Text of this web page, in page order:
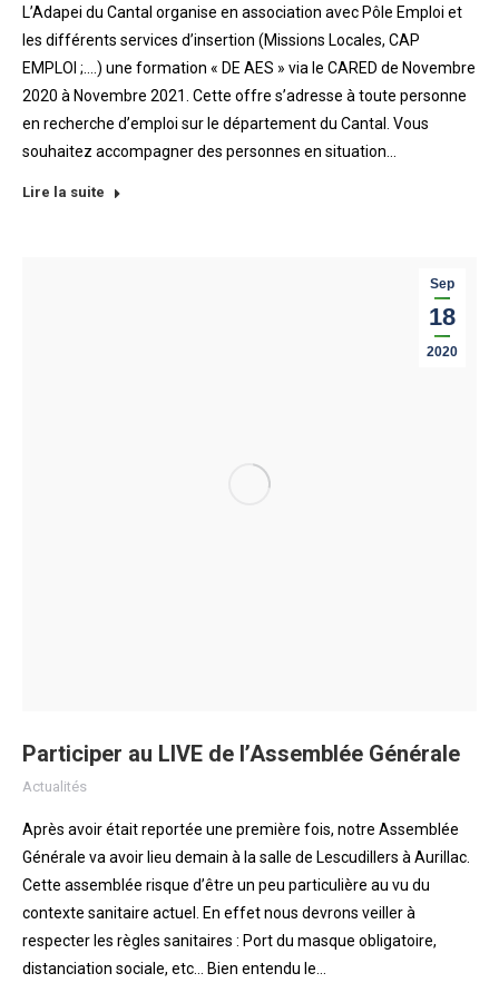
L’Adapei du Cantal organise en association avec Pôle Emploi et
les différents services d’insertion (Missions Locales, CAP
EMPLOI ;….) une formation « DE AES » via le CARED de Novembre
2020 à Novembre 2021. Cette offre s’adresse à toute personne
en recherche d’emploi sur le département du Cantal. Vous
souhaitez accompagner des personnes en situation…
Lire la suite
Sep
18
2020
Participer au LIVE de l’Assemblée Générale
Actualités
Après avoir était reportée une première fois, notre Assemblée
Générale va avoir lieu demain à la salle de Lescudillers à Aurillac.
Cette assemblée risque d’être un peu particulière au vu du
contexte sanitaire actuel. En effet nous devrons veiller à
respecter les règles sanitaires : Port du masque obligatoire,
distanciation sociale, etc… Bien entendu le…